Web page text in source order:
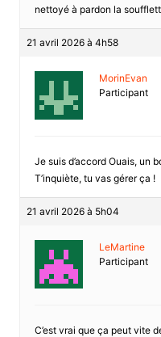
nettoyé à pardon la
21 avril 2026 à 4h58
MorinEvan
Participant
Je suis d’accord Ouais, un
T’inquiète, tu vas gérer ça !
21 avril 2026 à 5h04
LeMartine
Participant
C’est vrai que ça peut vite